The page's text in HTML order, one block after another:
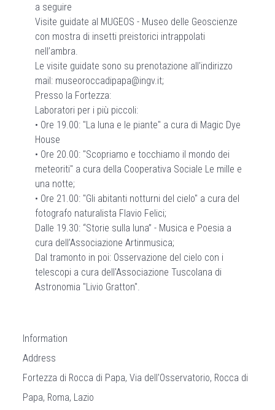
a seguire
Visite guidate al MUGEOS - Museo delle Geoscienze
con mostra di insetti preistorici intrappolati
nell’ambra.
Le visite guidate sono su prenotazione all'indirizzo
mail: museoroccadipapa@ingv.it;
Presso la Fortezza:
Laboratori per i più piccoli:
•⁠ ⁠Ore 19.00: "La luna e le piante" a cura di Magic Dye
House
•⁠ ⁠Ore 20.00: "Scopriamo e tocchiamo il mondo dei
meteoriti" a cura della Cooperativa Sociale Le mille e
una notte;
•⁠ ⁠Ore 21.00: "Gli abitanti notturni del cielo" a cura del
fotografo naturalista Flavio Felici;
Dalle 19.30: “Storie sulla luna” - Musica e Poesia a
cura dell’Associazione Artinmusica;
Dal tramonto in poi: Osservazione del cielo con i
telescopi a cura dell'Associazione Tuscolana di
Astronomia "Livio Gratton".
Information
Address
Fortezza di Rocca di Papa, Via dell'Osservatorio, Rocca di
Papa, Roma, Lazio